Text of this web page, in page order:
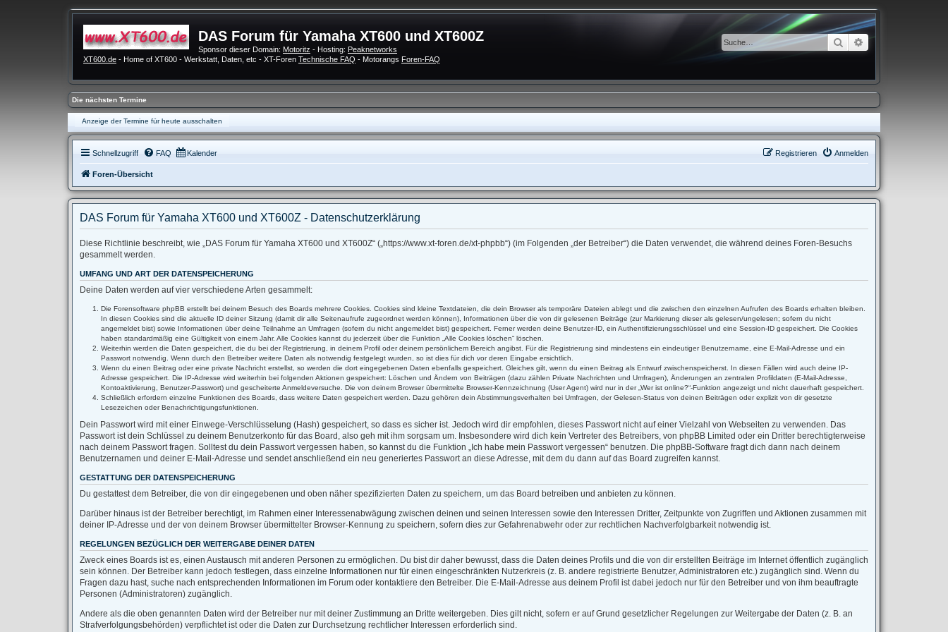
DAS Forum für Yamaha XT600 und XT600Z
Sponsor dieser Domain: Motoritz - Hosting: Peaknetworks
XT600.de - Home of XT600 - Werkstatt, Daten, etc - XT-Foren Technische FAQ - Motorangs Foren-FAQ
Suche Erweiterte Suche
Die nächsten Termine
Anzeige der Termine für heute ausschalten
Schnellzugriff FAQ Kalender Anmelden
Registrieren
Foren-Übersicht
DAS Forum für Yamaha XT600 und XT600Z - Datenschutzerklärung
Diese Richtlinie beschreibt, wie „DAS Forum für Yamaha XT600 und XT600Z“ („https://www.xt-foren.de/xt-phpbb“) (im Folgenden „der Betreiber“) die Daten verwendet, die während deines Foren-Besuchs
gesammelt werden.
UMFANG UND ART DER DATENSPEICHERUNG
Deine Daten werden auf vier verschiedene Arten gesammelt:
Die Forensoftware phpBB erstellt bei deinem Besuch des Boards mehrere Cookies. Cookies sind kleine Textdateien, die dein Browser als temporäre Dateien ablegt und die zwischen den einzelnen Aufrufen des Boards erhalten bleiben.
In diesen Cookies sind die aktuelle ID deiner Sitzung (damit dir alle Seitenaufrufe zugeordnet werden können), Informationen über die von dir gelesenen Beiträge (zur Markierung dieser als gelesen/ungelesen; sofern du nicht
angemeldet bist) sowie Informationen über deine Teilnahme an Umfragen (sofern du nicht angemeldet bist) gespeichert. Ferner werden deine Benutzer-ID, ein Authentifizierungsschlüssel und eine Session-ID gespeichert. Die Cookies
haben standardmäßig eine Gültigkeit von einem Jahr. Alle Cookies kannst du jederzeit über die Funktion „Alle Cookies löschen“ löschen.
Weiterhin werden die Daten gespeichert, die du bei der Registrierung, in deinem Profil oder deinem persönlichem Bereich angibst. Für die Registrierung sind mindestens ein eindeutiger Benutzername, eine E-Mail-Adresse und ein
Passwort notwendig. Wenn durch den Betreiber weitere Daten als notwendig festgelegt wurden, so ist dies für dich vor deren Eingabe ersichtlich.
Wenn du einen Beitrag oder eine private Nachricht erstellst, so werden die dort eingegebenen Daten ebenfalls gespeichert. Gleiches gilt, wenn du einen Beitrag als Entwurf zwischenspeicherst. In diesen Fällen wird auch deine IP-
Adresse gespeichert. Die IP-Adresse wird weiterhin bei folgenden Aktionen gespeichert: Löschen und Ändern von Beiträgen (dazu zählen Private Nachrichten und Umfragen), Änderungen an zentralen Profildaten (E-Mail-Adresse,
Kontoaktivierung, Benutzer-Passwort) und gescheiterte Anmeldeversuche. Die von deinem Browser übermittelte Browser-Kennzeichnung (User Agent) wird nur in der „Wer ist online?“-Funktion angezeigt und nicht dauerhaft gespeichert.
Schließlich erfordern einzelne Funktionen des Boards, dass weitere Daten gespeichert werden. Dazu gehören dein Abstimmungsverhalten bei Umfragen, der Gelesen-Status von deinen Beiträgen oder explizit von dir gesetzte
Lesezeichen oder Benachrichtigungsfunktionen.
Dein Passwort wird mit einer Einwege-Verschlüsselung (Hash) gespeichert, so dass es sicher ist. Jedoch wird dir empfohlen, dieses Passwort nicht auf einer Vielzahl von Webseiten zu verwenden. Das
Passwort ist dein Schlüssel zu deinem Benutzerkonto für das Board, also geh mit ihm sorgsam um. Insbesondere wird dich kein Vertreter des Betreibers, von phpBB Limited oder ein Dritter berechtigterweise
nach deinem Passwort fragen. Solltest du dein Passwort vergessen haben, so kannst du die Funktion „Ich habe mein Passwort vergessen“ benutzen. Die phpBB-Software fragt dich dann nach deinem
Benutzernamen und deiner E-Mail-Adresse und sendet anschließend ein neu generiertes Passwort an diese Adresse, mit dem du dann auf das Board zugreifen kannst.
GESTATTUNG DER DATENSPEICHERUNG
Du gestattest dem Betreiber, die von dir eingegebenen und oben näher spezifizierten Daten zu speichern, um das Board betreiben und anbieten zu können.
Darüber hinaus ist der Betreiber berechtigt, im Rahmen einer Interessenabwägung zwischen deinen und seinen Interessen sowie den Interessen Dritter, Zeitpunkte von Zugriffen und Aktionen zusammen mit
deiner IP-Adresse und der von deinem Browser übermittelter Browser-Kennung zu speichern, sofern dies zur Gefahrenabwehr oder zur rechtlichen Nachverfolgbarkeit notwendig ist.
REGELUNGEN BEZÜGLICH DER WEITERGABE DEINER DATEN
Zweck eines Boards ist es, einen Austausch mit anderen Personen zu ermöglichen. Du bist dir daher bewusst, dass die Daten deines Profils und die von dir erstellten Beiträge im Internet öffentlich zugänglich
sein können. Der Betreiber kann jedoch festlegen, dass einzelne Informationen nur für einen eingeschränkten Nutzerkreis (z. B. andere registrierte Benutzer, Administratoren etc.) zugänglich sind. Wenn du
Fragen dazu hast, suche nach entsprechenden Informationen im Forum oder kontaktiere den Betreiber. Die E-Mail-Adresse aus deinem Profil ist dabei jedoch nur für den Betreiber und von ihm beauftragte
Personen (Administratoren) zugänglich.
Andere als die oben genannten Daten wird der Betreiber nur mit deiner Zustimmung an Dritte weitergeben. Dies gilt nicht, sofern er auf Grund gesetzlicher Regelungen zur Weitergabe der Daten (z. B. an
Strafverfolgungsbehörden) verpflichtet ist oder die Daten zur Durchsetzung rechtlicher Interessen erforderlich sind.